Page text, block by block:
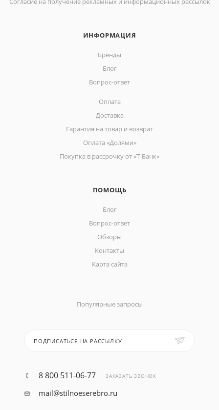
ИНФОРМАЦИЯ
Бренды
Блог
Вопрос-ответ
Оплата
Доставка
Гарантия на товар и возврат
Оплата «Долями»
Покупка в рассрочку от «Т-Банк»
ПОМОЩЬ
Блог
Вопрос-ответ
Обзоры
Контакты
Карта сайта
Популярные запросы
ПОДПИСАТЬСЯ НА РАССЫЛКУ
8 800 511-06-77 ЗАКАЗАТЬ ЗВОНОК
mail@stilnoeserebro.ru